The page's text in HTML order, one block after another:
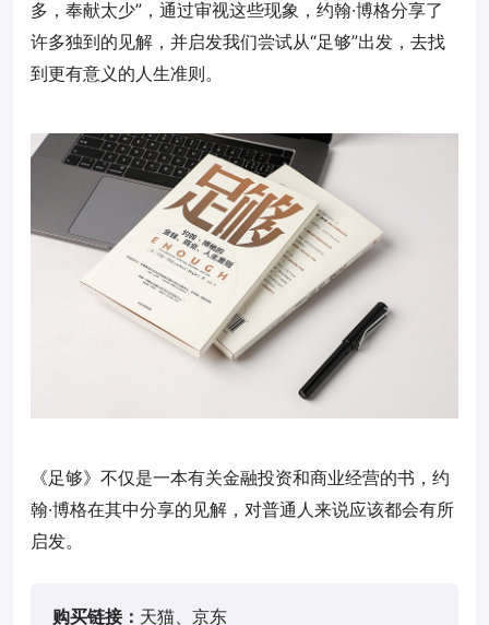
多，奉献太少”，通过审视这些现象，约翰·博格分享了
许多独到的见解，并启发我们尝试从“足够”出发，去找
到更有意义的人生准则。
《足够》不仅是一本有关金融投资和商业经营的书，约
翰·博格在其中分享的见解，对普通人来说应该都会有所
启发。
购买链接： 天猫、 京东